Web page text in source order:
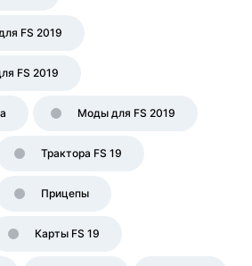
FS 2019
FS 2019
Моды для FS 2019
Трактора FS 19
Прицепы
Карты FS 19